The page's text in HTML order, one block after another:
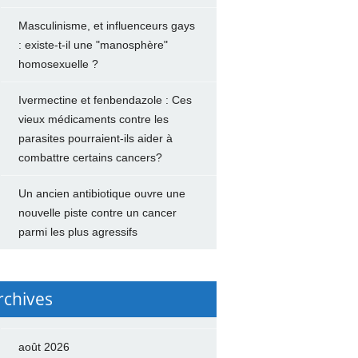
Masculinisme, et influenceurs gays
: existe-t-il une "manosphère"
homosexuelle ?
Ivermectine et fenbendazole : Ces
vieux médicaments contre les
parasites pourraient-ils aider à
combattre certains cancers?
Un ancien antibiotique ouvre une
nouvelle piste contre un cancer
parmi les plus agressifs
août 2026